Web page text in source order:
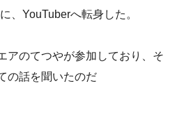
に、YouTuberへ転身した。
アのてつやが参加しており、そ
の話を聞いたのだ